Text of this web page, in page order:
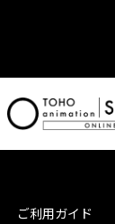
ご利用ガイド